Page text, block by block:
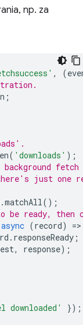
np. za
, (
;
( 'downloads' );
just one
.matchAll();
be ready, then
async (record) =>
. responseReady ;
, response);
downloaded' });